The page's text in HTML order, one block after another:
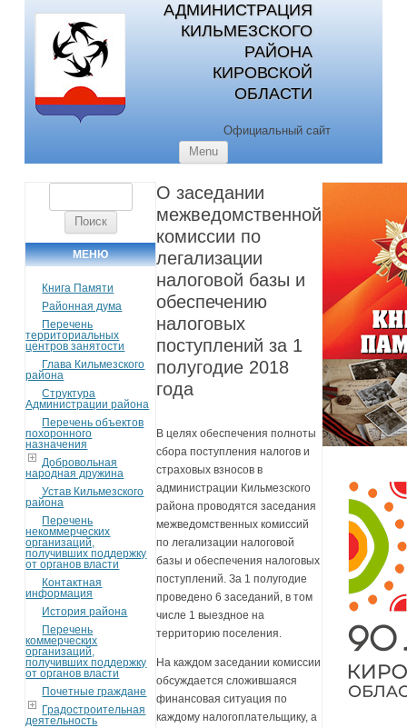
АДМИНИСТРАЦИЯ
КИЛЬМЕЗСКОГО
РАЙОНА
КИРОВСКОЙ
ОБЛАСТИ
Официальный сайт
Menu
МЕНЮ
Книга Памяти
Районная дума
Перечень
территориальных
центров занятости
Глава Кильмезского
района
Структура
Администрации района
Перечень объектов
похоронного
назначения
Добровольная
народная дружина
Устав Кильмезского
района
Перечень
некоммерческих
организаций,
получивших поддержку
от органов власти
Контактная
информация
История района
Перечень
коммерческих
организаций,
получивших поддержку
от органов власти
Почетные граждане
Градостроительная
деятельность
О заседании
межведомственной
комиссии по
легализации
налоговой базы и
обеспечению
налоговых
поступлений за 1
полугодие 2018
года
В целях обеспечения полноты
сбора поступления налогов и
страховых взносов в
администрации Кильмезского
района проводятся заседания
межведомственных комиссий
по легализации налоговой
базы и обеспечения налоговых
поступлений. За 1 полугодие
проведено 6 заседаний, в том
числе 1 выездное на
территорию поселения.
На каждом заседании комиссии
обсуждается сложившаяся
финансовая ситуация по
каждому налогоплательщику, а